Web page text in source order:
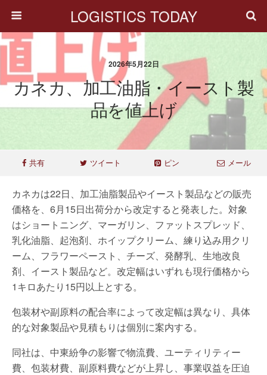
LOGISTICS TODAY
2026年5月22日
カネカ、加工油脂・イースト製
品を値上げ
共有 ツイート ピン メール
カネカは22日、加工油脂製品やイースト製品などの販売
価格を、6月15日出荷分から改定すると発表した。対象
はショートニング、マーガリン、ファットスプレッド、
乳化油脂、起泡剤、ホイップクリーム、練り込み用クリ
ーム、フラワーペースト、チーズ、発酵乳、生地改良
剤、イースト製品など。改定幅はいずれも現行価格から
1キロあたり15円以上とする。
包装材や副原料の配合率によって改定幅は異なり、具体
的な対象製品や見積もりは個別に案内する。
同社は、中東紛争の影響で物流費、ユーティリティー
費、包装材費、副原料費などが上昇し、事業収益を圧迫